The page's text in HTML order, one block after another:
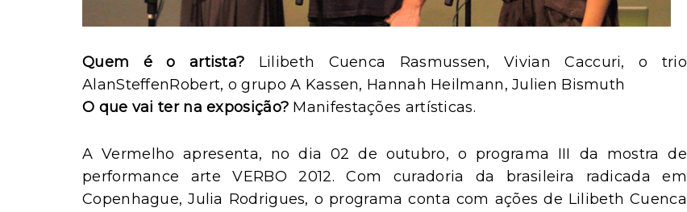
Quem é o artista? Lilibeth Cuenca Rasmussen, Vivian Caccuri, o trio
AlanSteffenRobert, o grupo A Kassen, Hannah Heilmann, Julien Bismuth
O que vai ter na exposição? Manifestações artísticas.
A Vermelho apresenta, no dia 02 de outubro, o programa III da mostra de
performance arte VERBO 2012. Com curadoria da brasileira radicada em
Copenhague, Julia Rodrigues, o programa conta com ações de Lilibeth Cuenca